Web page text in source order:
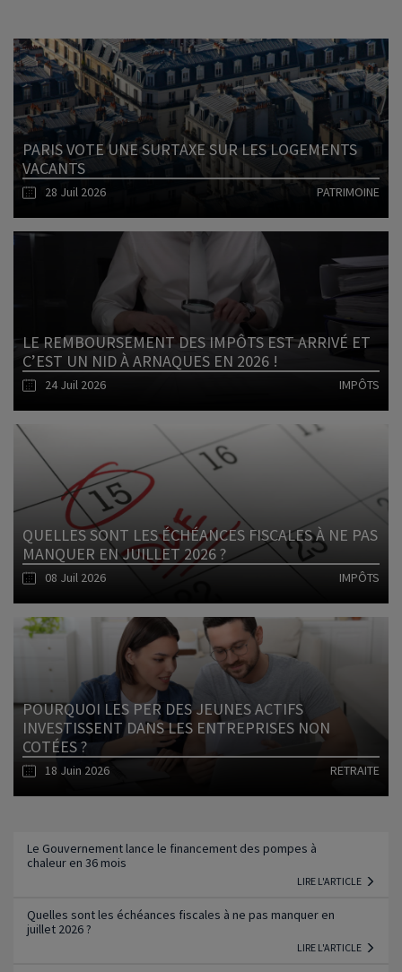
PARIS VOTE UNE SURTAXE SUR LES LOGEMENTS
VACANTS
28 Juil 2026 PATRIMOINE
LE REMBOURSEMENT DES IMPÔTS EST ARRIVÉ ET
C’EST UN NID À ARNAQUES EN 2026 !
24 Juil 2026 IMPÔTS
Lire l'article
QUELLES SONT LES ÉCHÉANCES FISCALES À NE PAS
MANQUER EN JUILLET 2026 ?
08 Juil 2026 IMPÔTS
POURQUOI LES PER DES JEUNES ACTIFS
INVESTISSENT DANS LES ENTREPRISES NON
COTÉES ?
18 Juin 2026 RETRAITE
Le Gouvernement lance le financement des pompes à
chaleur en 36 mois
LIRE L'ARTICLE
Quelles sont les échéances fiscales à ne pas manquer en
juillet 2026 ?
LIRE L'ARTICLE